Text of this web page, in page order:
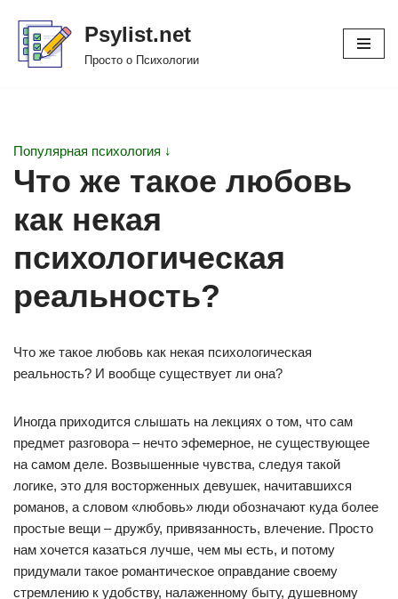
Перейти
Psylist.net
Просто о Психологии
Популярная психология ↓
Что же такое любовь
как некая
психологическая
реальность?
Что же такое любовь как некая психологическая
реальность? И вообще существует ли она?
Иногда приходится слышать на лекциях о том, что сам
предмет разговора – нечто эфемерное, не существующее
на самом деле. Возвышенные чувства, следуя такой
логике, это для восторженных девушек, начитавшихся
романов, а словом «любовь» люди обозначают куда более
простые вещи – дружбу, привязанность, влечение. Просто
нам хочется казаться лучше, чем мы есть, и потому
придумали такое романтическое оправдание своему
стремлению к удобству, налаженному быту, душевному